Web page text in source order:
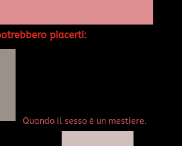
piacerti:
Quando il sesso è un mestiere.